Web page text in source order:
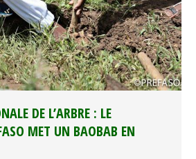
DE L’ARBRE : LE
MET UN BAOBAB EN